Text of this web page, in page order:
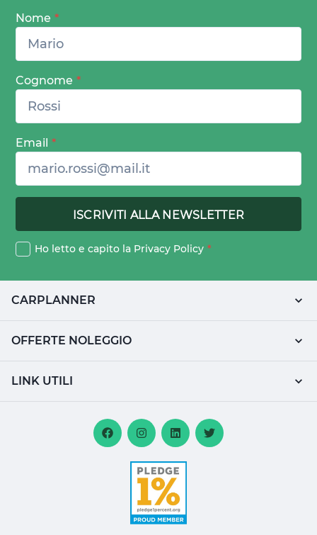
Nome *
Cognome *
Email *
Ho letto e capito la Privacy Policy *
CARPLANNER
OFFERTE NOLEGGIO
LINK UTILI